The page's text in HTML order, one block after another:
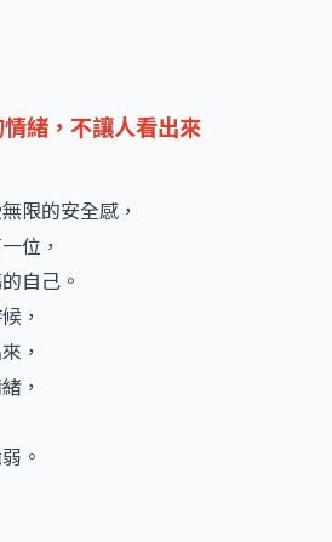
緒，不讓人看出來
限的安全感，
位，
自己。
，
，
，
。